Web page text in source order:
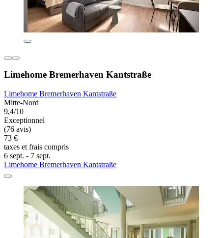
Limehome Bremerhaven Kantstraße
Limehome Bremerhaven Kantstraße
Mitte-Nord
9,4/10
Exceptionnel
(76 avis)
73 €
taxes et frais compris
6 sept. - 7 sept.
Limehome Bremerhaven Kantstraße